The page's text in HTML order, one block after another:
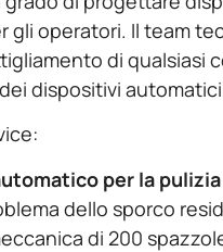
operatori. Il team
di qualsiasi
dispositivi
per la
dello sporco
di 200